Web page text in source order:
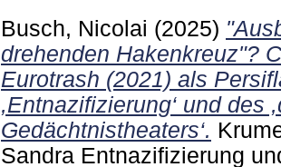
Busch, Nicolai (2025)
drehenden Hakenkreuz"?
Eurotrash (2021) als
,Entnazifizierung‘ und des
Gedächtnistheaters‘.
Sandra Entnazifizierung